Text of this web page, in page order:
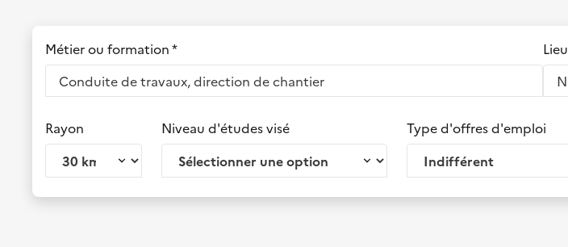
Métier ou formation *
Lieu
Rayon Niveau d'études visé Type d'offres d'emploi